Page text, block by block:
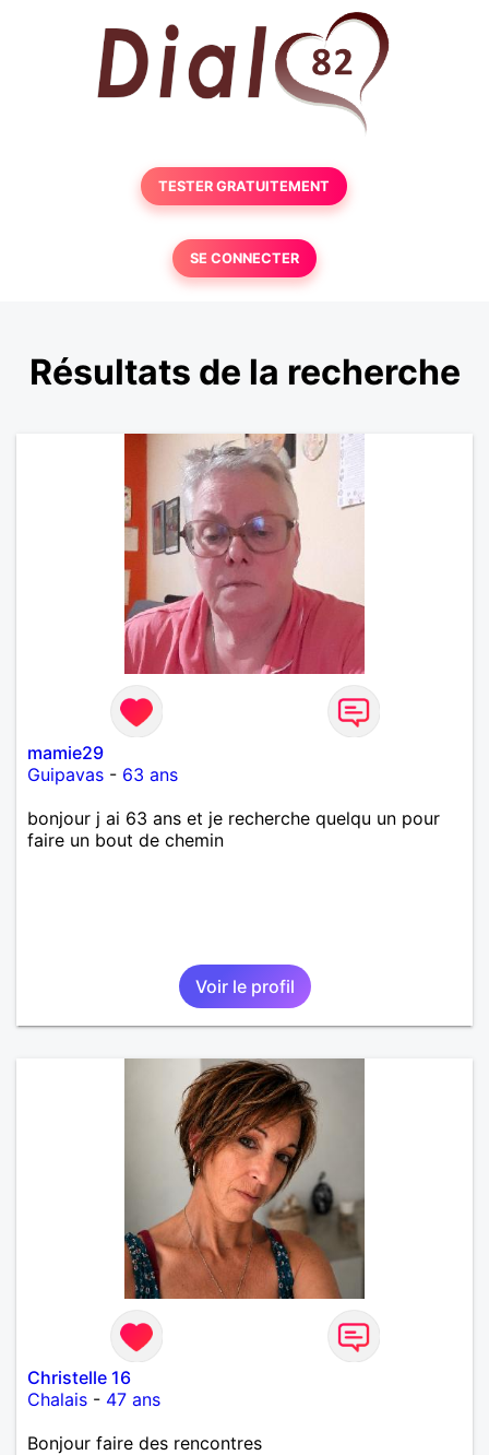
TESTER GRATUITEMENT
SE CONNECTER
Résultats de la recherche
mamie29
Guipavas - 63 ans
bonjour j ai 63 ans et je recherche quelqu un pour
faire un bout de chemin
Voir le profil
Christelle 16
Chalais - 47 ans
Bonjour faire des rencontres